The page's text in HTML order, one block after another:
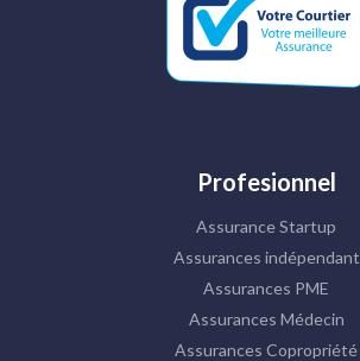
Profesionnel
Assurance Startup
Assurances indépendant
Assurances PME
Assurances Médecin
Assurances Copropriété